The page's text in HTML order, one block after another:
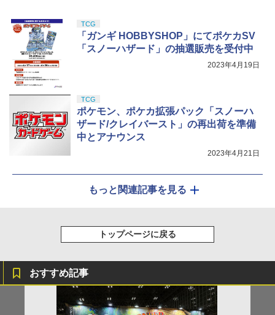
TCG
「ガンギ HOBBYSHOP」にてポケカSV
「スノーハザード」の抽選販売を受付中
2023年4月19日
TCG
ポケモン、ポケカ拡張パック「スノーハ
ザード/クレイバースト」の再出荷を準備
中とアナウンス
2023年4月21日
もっと関連記事を見る
トップページに戻る
おすすめ記事